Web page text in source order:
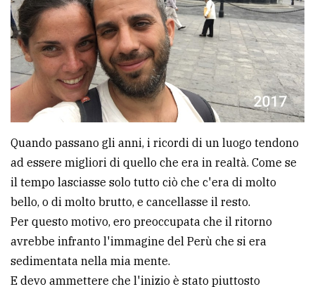
Quando passano gli anni, i ricordi di un luogo tendono
ad essere migliori di quello che era in realtà. Come se
il tempo lasciasse solo tutto ciò che c'era di molto
bello, o di molto brutto, e cancellasse il resto.
Per questo motivo, ero preoccupata che il ritorno
avrebbe infranto l'immagine del Perù che si era
sedimentata nella mia mente.
E devo ammettere che l'inizio è stato piuttosto